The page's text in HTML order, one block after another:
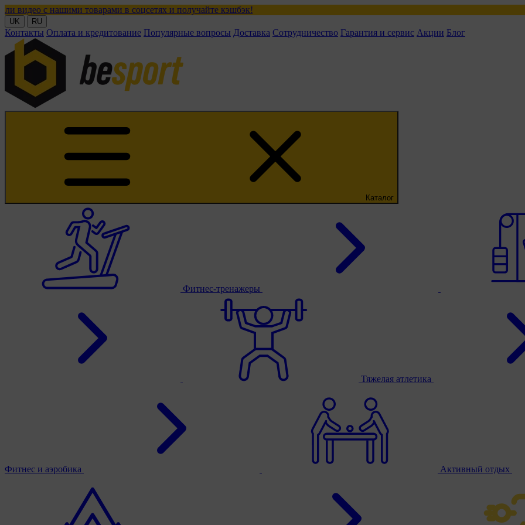
товарами в соцсетях и получайте кэшбэк!
UK RU
Контакты Оплата и кредитование Популярные вопросы Доставка Сотрудничество Гарантия и сервис Акции Блог
Каталог
Фитнес-тренажеры
Тяжелая атлетика
Фитнес и аэробика Активный отдых